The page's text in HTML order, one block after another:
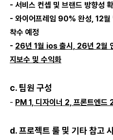
- 서비스 컨셉 및 브랜드 방향성
- 와이어프레임 90% 완성, 12
착수 예정
- 26년 1월 ios 출시, 26년 2월
지보수 및 수익화
c. 팀원 구성
- PM 1, 디자이너 2, 프론트엔드
d. 프로젝트 룰 및 기타 참고